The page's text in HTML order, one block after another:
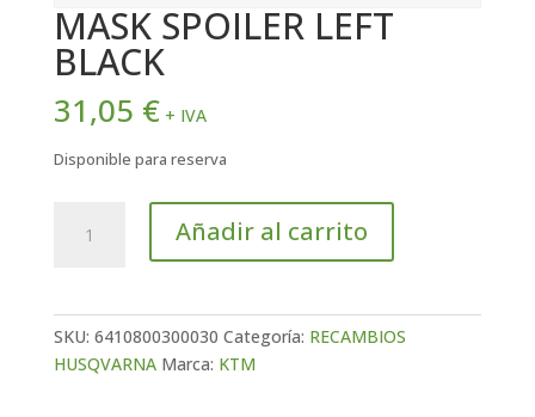
MASK SPOILER LEFT
BLACK
31,05 € + IVA
Disponible para reserva
SPOILER
Añadir al carrito
SKU: 6410800300030 Categoría: RECAMBIOS
HUSQVARNA Marca: KTM